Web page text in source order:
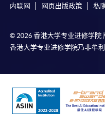
内联网 网页出版政策 私
© 2026 香港大学专业进修学院
香港大学专业进修学院乃非牟